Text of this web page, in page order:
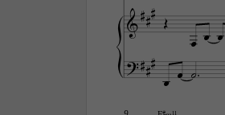



  
  